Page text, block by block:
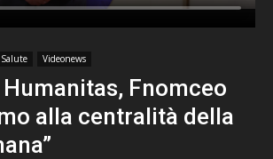
Salute Videonews
Fnomceo
alla centralità della